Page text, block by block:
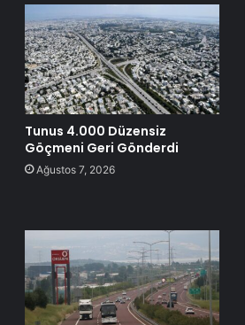
Tunus 4.000 Düzensiz
Göçmeni Geri Gönderdi
Ağustos 7, 2026